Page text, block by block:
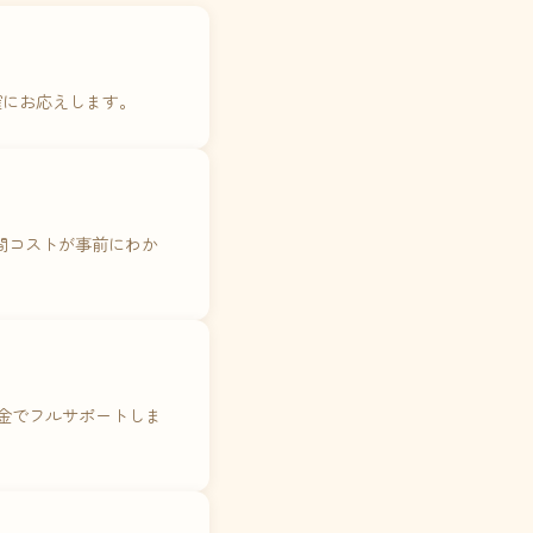
お応えします。
コストが事前にわか
でフルサポートしま